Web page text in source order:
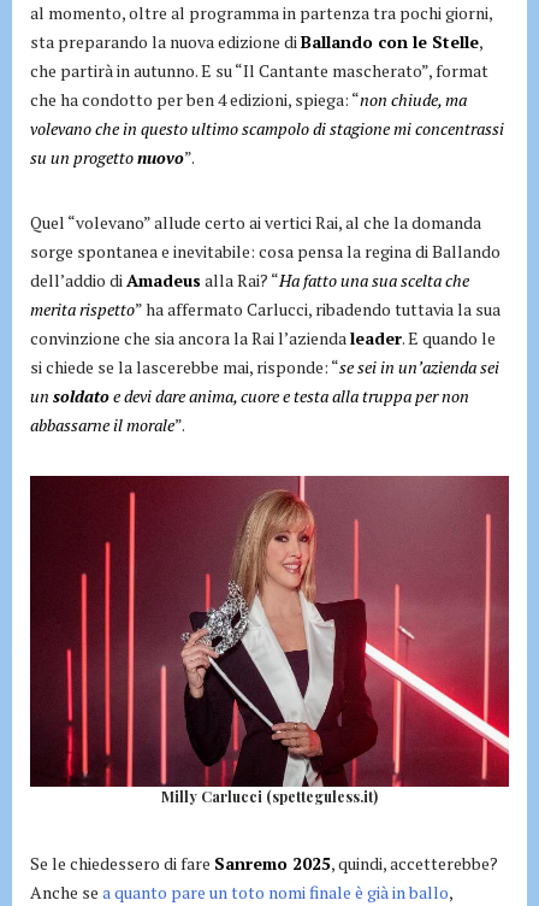
al momento, oltre al programma in partenza tra pochi giorni,
sta preparando la nuova edizione diBallando con le Stelle,
che partirà in autunno. E su “Il Cantante mascherato”, format
che ha condotto per ben 4 edizioni, spiega: “non chiude, ma
volevano che in questo ultimo scampolo di stagione mi concentrassi
su un progettonuovo”.
Quel “volevano” allude certo ai vertici Rai, al che la domanda
sorge spontanea e inevitabile: cosa pensa la regina di Ballando
dell’addio diAmadeus alla Rai? “Ha fatto una sua scelta che
merita rispetto” ha affermato Carlucci, ribadendo tuttavia la sua
convinzione che sia ancora la Rai l’aziendaleader. E quando le
si chiede se la lascerebbe mai, risponde: “se sei in un’azienda sei
un soldatoe devi dare anima, cuore e testa alla truppa per non
abbassarne il morale”.
Milly Carlucci (spetteguless.it)
Se le chiedessero di fare Sanremo 2025, quindi, accetterebbe?
Anche se a quanto pare un toto nomi finale è già in ballo,